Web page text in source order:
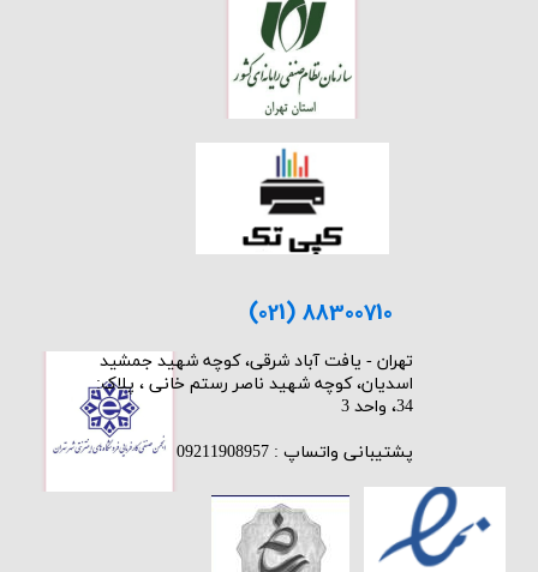
(021) 88300710
​تهران - یافت آباد شرقی، کوچه شهید جمشید
اسدیان، کوچه شهید ناصر رستم خانی ، پلاک:
34، واحد 3
پشتیبانی واتساپ : 09211908957